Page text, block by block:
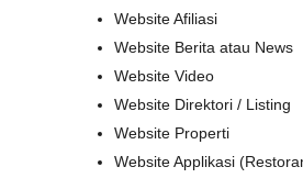
Website Afiliasi
Website Berita atau News
Website Video
Website Direktori / Listing
Website Properti
Website Applikasi